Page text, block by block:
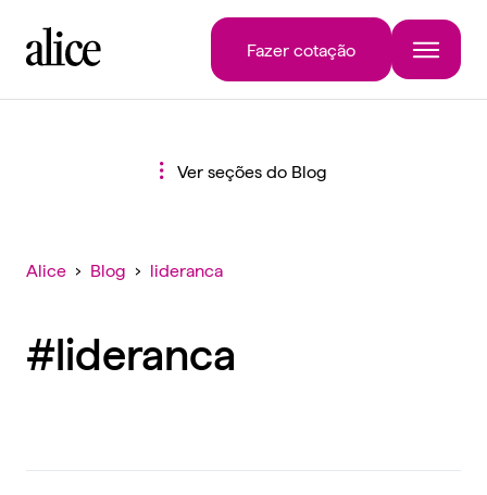
Fazer cotação
Ver seções do Blog
Alice › Blog › lideranca
#lideranca